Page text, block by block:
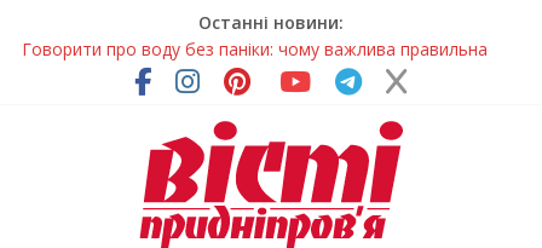
Останні новини:
Говорити про воду без паніки: чому важлива правильна
Лікар – на екрані: Як працюють телемедичні центри на
У Дніпрі триває масштабна підготовка до опалювального
Пошуки тривають: на Дніпропетровщині досліджують місце
розташування легендарного монастиря (Фото)